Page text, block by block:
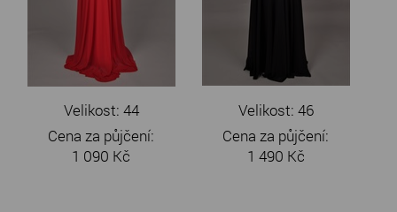
Velikost: 44
Cena za půjčení:
1 090 Kč
Velikost: 46
Cena za půjčení:
1 490 Kč